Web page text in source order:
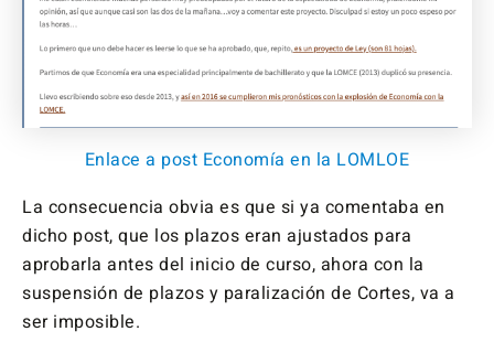
Enlace a post Economía en la LOMLOE
La consecuencia obvia es que si ya comentaba en
dicho post, que los plazos eran ajustados para
aprobarla antes del inicio de curso, ahora con la
suspensión de plazos y paralización de Cortes, va a
ser imposible.